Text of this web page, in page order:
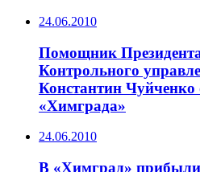
24.06.2010
Помощник
Контрольного
Константин Чуйченко
«Химграда»
24.06.2010
В «Химград» прибыли